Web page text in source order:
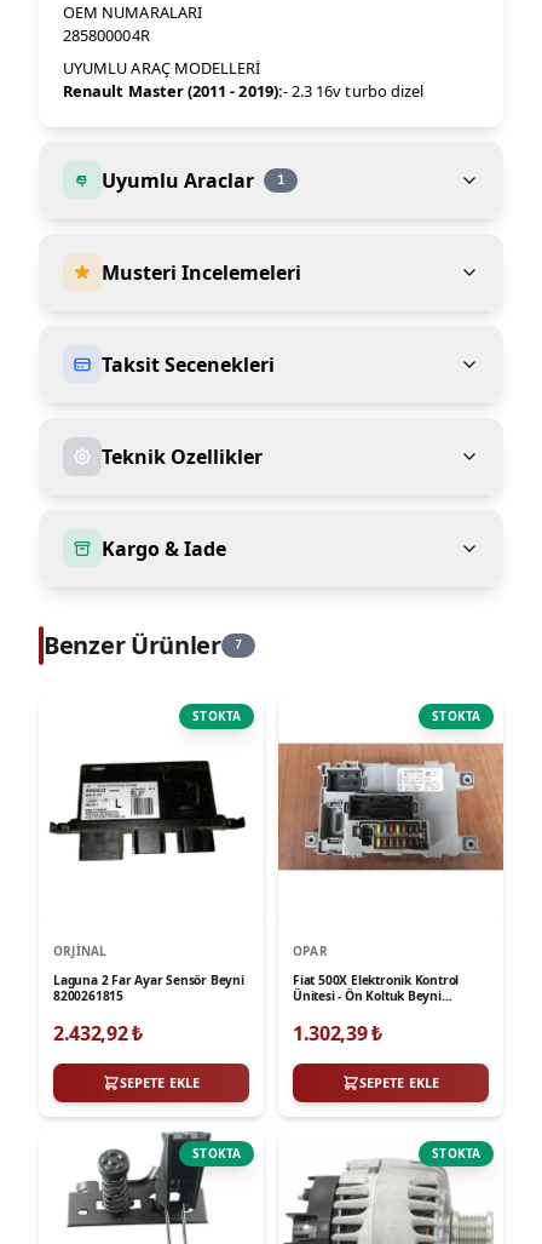
OEM NUMARALARI
285800004R
UYUMLU ARAÇ MODELLERİ
Renault Master (2011 - 2019):- 2.3 16v turbo dizel
Uyumlu Araclar 1
Musteri Incelemeleri
Taksit Secenekleri
Teknik Ozellikler
Kargo & Iade
Benzer Ürünler 7
STOKTA
ORJINAL
Laguna 2 Far Ayar Sensör Beyni
8200261815
2.432,92₺
SEPETE EKLE
STOKTA
OPAR
Fiat 500X Elektronik Kontrol
Ünitesi - Ön Koltuk Beyni
1.302,39₺
SEPETE EKLE
STOKTA STOKTA